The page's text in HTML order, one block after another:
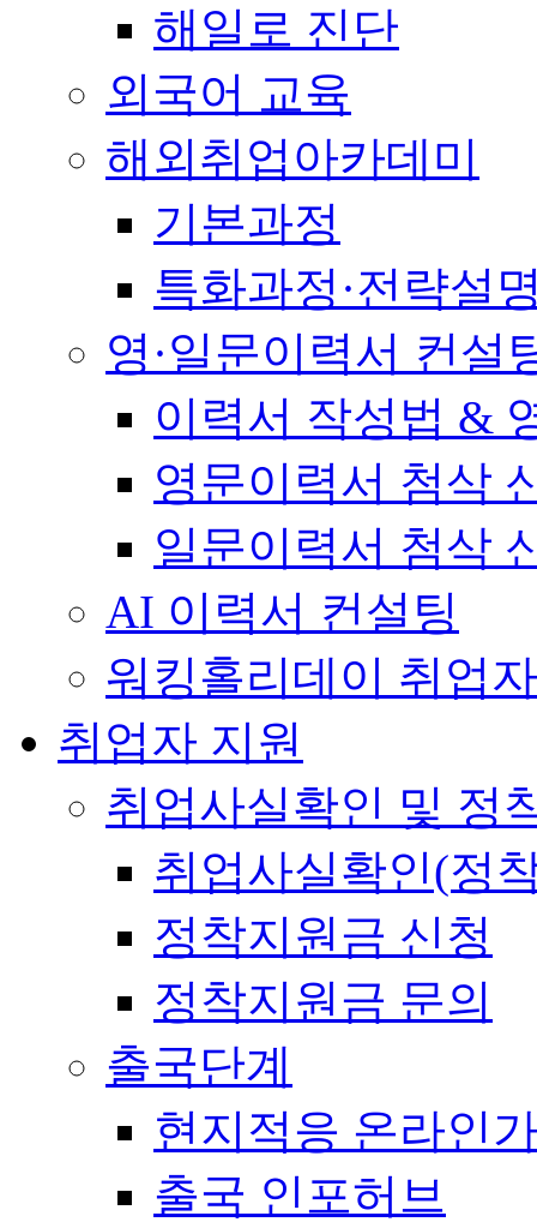
해일로 진단
외국어 교육
해외취업아카데미
기본과정
특화과정·전략설
영·일문이력서 컨설
이력서 작성법 &
영문이력서 첨삭
일문이력서 첨삭
AI 이력서 컨설팅
워킹홀리데이 취업
취업자 지원
취업사실확인 및 정
취업사실확인(정
정착지원금 신청
정착지원금 문의
출국단계
현지적응 온라인
출국 인포허브